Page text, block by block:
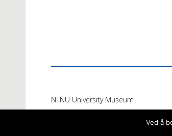
NTNU University Museum
Ved å